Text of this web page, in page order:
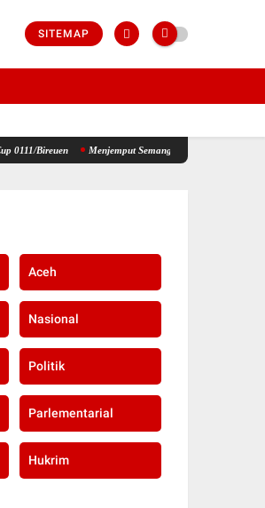
SITEMAP
Menjemput Semangat Kemerdekaan, Kapolsek Idi Tunong
Aceh
Nasional
Politik
Parlementarial
Hukrim